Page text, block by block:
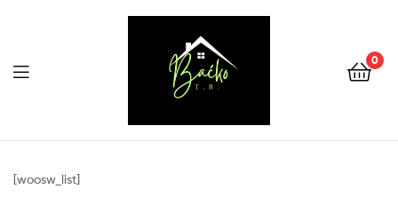
0
Menu
[woosw_list]